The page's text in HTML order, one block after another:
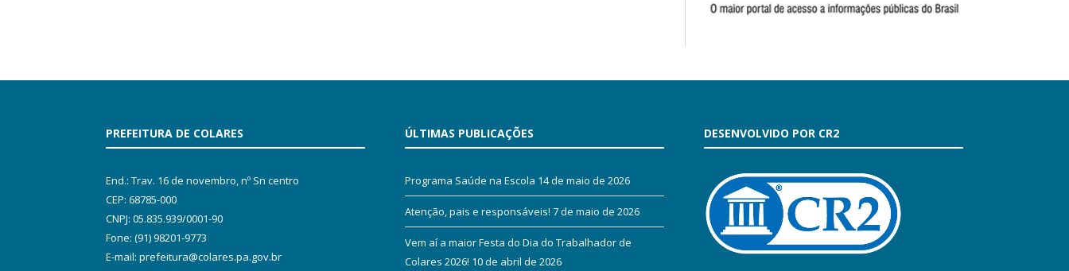
PREFEITURA DE COLARES
End.: Trav. 16 de novembro, nº Sn centro
CEP: 68785-000
CNPJ: 05.835.939/0001-90
Fone: (91) 98201-9773
E-mail: prefeitura@colares.pa.gov.br
ÚLTIMAS PUBLICAÇÕES
Programa Saúde na Escola 14 de maio de 2026
Atenção, pais e responsáveis! 7 de maio de 2026
Vem aí a maior Festa do Dia do Trabalhador de
Colares 2026! 10 de abril de 2026
DESENVOLVIDO POR CR2